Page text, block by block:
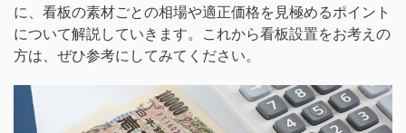
に、看板の素材ごとの相場や適正価格を見極めるポイント
について解説していきます。これから看板設置をお考えの
方は、ぜひ参考にしてみてください。